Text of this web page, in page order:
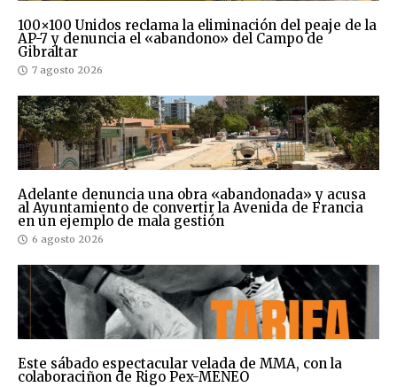
100×100 Unidos reclama la eliminación del peaje de la
AP-7 y denuncia el «abandono» del Campo de
Gibraltar
7 agosto 2026
Adelante denuncia una obra «abandonada» y acusa
al Ayuntamiento de convertir la Avenida de Francia
en un ejemplo de mala gestión
6 agosto 2026
Este sábado espectacular velada de MMA, con la
colaboraciñon de Rigo Pex-MENEO